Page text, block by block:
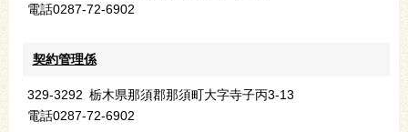
電話0287-72-6902
契約管理係
329-3292 栃木県那須郡那須町大字寺子丙3-13
電話0287-72-6902